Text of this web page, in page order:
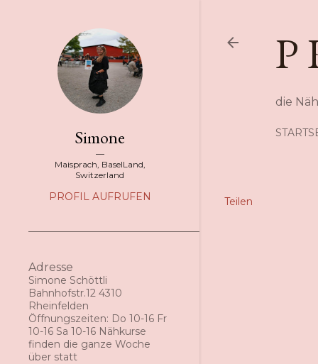
P
die
Teilen
Simone
Maisprach, BaselLand,
Switzerland
PROFIL AUFRUFEN
Adresse
Simone Schöttli
Bahnhofstr.12 4310
Rheinfelden
Öffnungszeiten: Do 10-16 Fr
10-16 Sa 10-16 Nähkurse
finden die ganze Woche
über statt